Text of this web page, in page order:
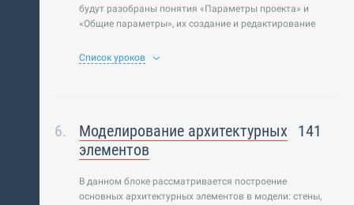
будут разобраны понятия «Параметры проекта» и
«Общие параметры», их создание и редактирование
Список уроков
Моделирование архитектурных
элементов
141
В данном блоке рассматривается построение
основных архитектурных элементов в модели: стены,